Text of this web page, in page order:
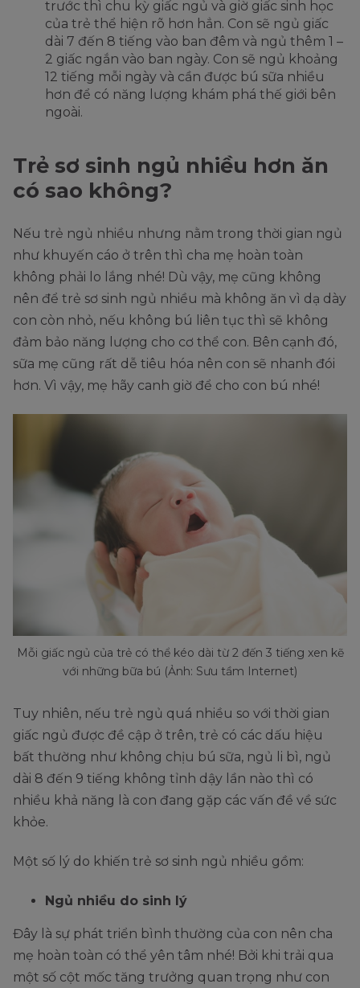
trước thì chu kỳ giấc ngủ và giờ giấc sinh học
của trẻ thể hiện rõ hơn hẳn. Con sẽ ngủ giấc
dài 7 đến 8 tiếng vào ban đêm và ngủ thêm 1 –
2 giấc ngắn vào ban ngày. Con sẽ ngủ khoảng
12 tiếng mỗi ngày và cần được bú sữa nhiều
hơn để có năng lượng khám phá thế giới bên
ngoài.
Trẻ sơ sinh ngủ nhiều hơn ăn
có sao không?
Nếu trẻ ngủ nhiều nhưng nằm trong thời gian ngủ
như khuyến cáo ở trên thì cha mẹ hoàn toàn
không phải lo lắng nhé! Dù vậy, mẹ cũng không
nên để trẻ sơ sinh ngủ nhiều mà không ăn vì dạ dày
con còn nhỏ, nếu không bú liên tục thì sẽ không
đảm bảo năng lượng cho cơ thể con. Bên cạnh đó,
sữa mẹ cũng rất dễ tiêu hóa nên con sẽ nhanh đói
hơn. Vì vậy, mẹ hãy canh giờ để cho con bú nhé!
Mỗi giấc ngủ của trẻ có thể kéo dài từ 2 đến 3 tiếng xen kẽ
với những bữa bú (Ảnh: Sưu tầm Internet)
Tuy nhiên, nếu trẻ ngủ quá nhiều so với thời gian
giấc ngủ được đề cập ở trên, trẻ có các dấu hiệu
bất thường như không chịu bú sữa, ngủ li bì, ngủ
dài 8 đến 9 tiếng không tỉnh dậy lần nào thì có
nhiều khả năng là con đang gặp các vấn đề về sức
khỏe.
Một số lý do khiến trẻ sơ sinh ngủ nhiều gồm:
Ngủ nhiều do sinh lý
Đây là sự phát triển bình thường của con nên cha
mẹ hoàn toàn có thể yên tâm nhé! Bởi khi trải qua
một số cột mốc tăng trưởng quan trọng như con